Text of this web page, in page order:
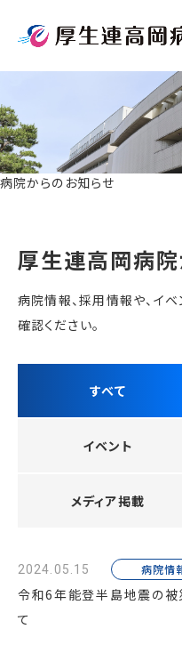
病院からのお知らせ
厚生連高岡病
病院情報、採用情報や、イ
確認ください。
すべて
イベント
メディア掲載
2024.05.15 病院情
令和6年能登半島地震の
て